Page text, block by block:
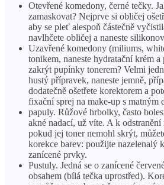
Otevřené komedony, černé tečky.
zamaskovat? Nejprve si obličej
aby se pleť alespoň částečně
navlhčete obličej a naneste
Uzavřené komedony (miliums,
tonikem, naneste hydratační krém
zakrýt pupínky tonerem? Velmi
hustý přípravek, naneste jemně,
dodatečně ošetřete korektorem a
fixační sprej na make-up s matným
papuly. Růžové hrbolky, často
akné nadací, už víte. A k
pokud jej toner nemohl skrýt,
korekce barev: použijte nazelenalý
zanícené prvky.
Pustuly. Jedná se o zanícené
obsahem (bílá tečka uprostřed).